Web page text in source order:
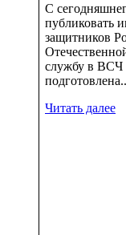
С
публиковать
защитников
службу в ВСЧ
Читать далее